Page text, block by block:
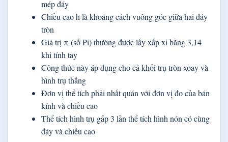
mép đáy
Chiều cao h là khoảng cách vuông góc giữa hai đáy
tròn
Giá trị π (số Pi) thường được lấy xấp xỉ bằng 3,14
khi tính tay
Công thức này áp dụng cho cả khối trụ tròn xoay và
hình trụ thẳng
Đơn vị thể tích phải nhất quán với đơn vị đo của bán
kính và chiều cao
Thể tích hình trụ gấp 3 lần thể tích hình nón có cùng
đáy và chiều cao